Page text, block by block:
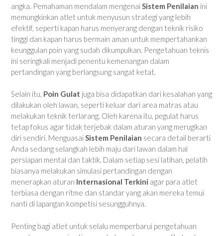
angka. Pemahaman mendalam mengenaiSistem Penilaian ini
memungkinkan atlet untuk menyusun strategi yang lebih
efektif, seperti kapan harus menyerang dengan teknik risiko
tinggi dan kapan harus bermain aman untuk mempertahankan
keunggulan poin yang sudah dikumpulkan. Pengetahuan teknis
ini seringkali menjadi penentu kemenangan dalam
pertandingan yang berlangsung sangat ketat.
Selain itu, Poin Gulat juga bisa didapatkan dari kesalahan yang
dilakukan oleh lawan, seperti keluar dari area matras atau
melakukan teknik terlarang. Oleh karena itu, pegulat harus
tetap fokus agar tidak terjebak dalam aturan yang merugikan
diri sendiri. MenguasaiSistem Penilaian secara detail berarti
Anda sedang selangkah lebih maju dari lawan dalam hal
persiapan mental dan taktik. Dalam setiap sesi latihan, pelatih
biasanya melakukan simulasi pertandingan dengan
menerapkan aturan Internasional Terkini agar para atlet
terbiasa dengan ritme dan standar yang akan mereka temui
nanti di lapangan kompetisi sesungguhnya.
Penting bagi atlet untuk selalu memperbarui pengetahuan